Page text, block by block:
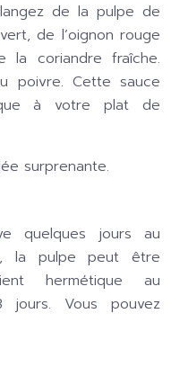
de la pulpe de
de l’oignon rouge
coriandre fraîche.
poivre. Cette sauce
à votre plat de
surprenante.
quelques jours au
la pulpe peut être
hermétique au
Vous pouvez